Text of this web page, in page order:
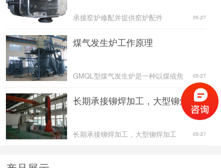
承接窑炉修配并提供窑炉配件 05-27
煤气发生炉工作原理
GMQL型煤气发生炉是一种以煤或焦 05-27
长期承接铆焊加工，大型铆焊加工
长期承接铆焊加工，大型铆焊加工 05-27